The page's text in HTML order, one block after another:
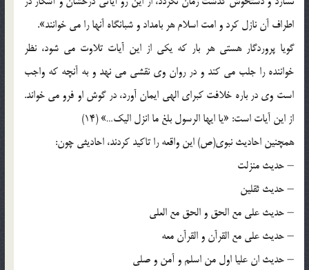
اطراف آن نازل كرد و امت اسلام هر بامداد و شبانگاه آنها را می ‏خوانند».
گويا پروردگار هستى هر بار كه يكى از اين آيات تلاوت می ‏شود، نظر
خواننده را جلب می ‏كند و در روان وى نقشى می ‏نهد و به آنچه كه واجب
است وى در باره خلافت كبراى الهى ايمان آورد، در گوش او فرو می ‏خواند.
از اين آيات است: «يا ايها الرسول بلغ ما انزل اليك…» (14)
همچنين احاديث نبوى(ص) اين واقعه را تاكيد كردند، احاديثى چون:
– حديث منزلت
– حديث ثقلين
– حديث على مع الحق و الحق مع العلى
– حديث على مع القرآن و القرآن معه
– حديث ان عليا اول من اسلم و آمن و صلى